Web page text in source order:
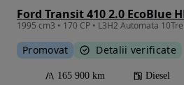
Promovat Detalii verificate
165 900 km Diesel